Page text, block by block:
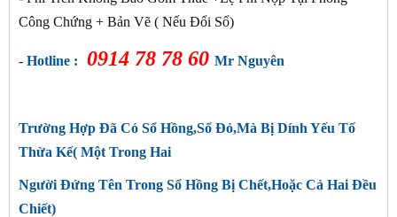
Công Chứng + Bản Vẽ ( Nếu Đổi Sổ)
- Hotline : 0914 78 78 60 Mr Nguyên
Trường Hợp Đã Có Sổ Hồng,Sổ Đỏ,Mà Bị Dính Yếu Tố
Thừa Kế( Một Trong Hai
Người Đứng Tên Trong Sổ Hồng Bị Chết,Hoặc Cả Hai Đều
Chiết)